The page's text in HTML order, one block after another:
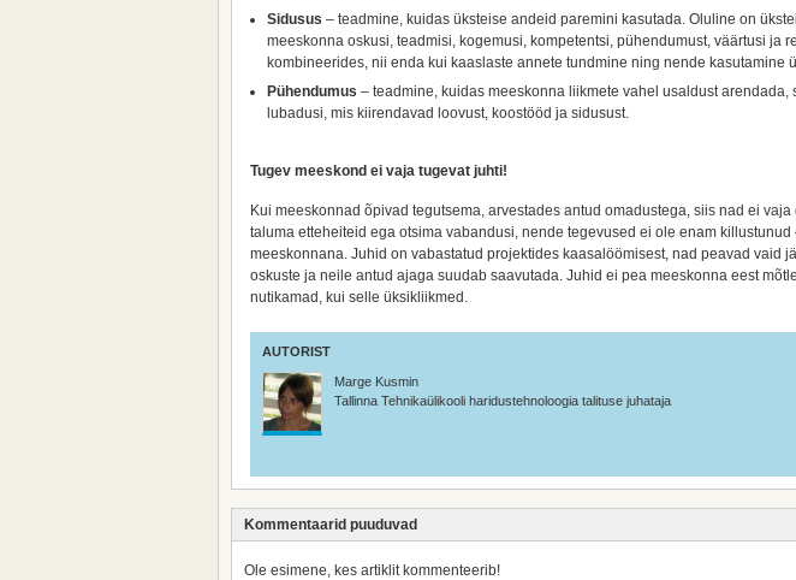
Sidusus – teadmine, kuidas üksteise andeid paremini kasutada. Oluline on
meeskonna oskusi, teadmisi, kogemusi, kompetentsi, pühendumust, väärtusi ja
kombineerides, nii enda kui kaaslaste annete tundmine ning nende kasutamine
Pühendumus – teadmine, kuidas meeskonna liikmete vahel usaldust arendada,
lubadusi, mis kiirendavad loovust, koostööd ja sidusust.
Tugev meeskond ei vaja tugevat juhti!
Kui meeskonnad õpivad tegutsema, arvestades antud omadustega, siis nad ei
taluma etteheiteid ega otsima vabandusi, nende tegevused ei ole enam
meeskonnana. Juhid on vabastatud projektides kaasalöömisest, nad peavad vaid
oskuste ja neile antud ajaga suudab saavutada. Juhid ei pea meeskonna eest
nutikamad, kui selle üksikliikmed.
AUTORIST
Marge Kusmin
Tallinna Tehnikaülikooli haridustehnoloogia talituse juhataja
Kommentaarid puuduvad
Ole esimene, kes artiklit kommenteerib!